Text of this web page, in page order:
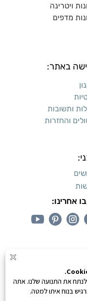
ויטרינה
מדפים
באתר:
ותשובות
והחזרות
אחרינו:
0